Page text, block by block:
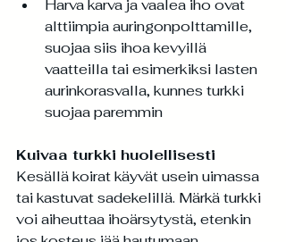
Harva karva ja vaalea iho ovat
alttiimpia auringonpolttamille,
suojaa siis ihoa kevyillä
vaatteilla tai esimerkiksi lasten
aurinkorasvalla, kunnes turkki
suojaa paremmin
Kuivaa turkki huolellisesti
Kesällä koirat käyvät usein uimassa
tai kastuvat sadekelillä. Märkä turkki
voi aiheuttaa ihoärsytystä, etenkin